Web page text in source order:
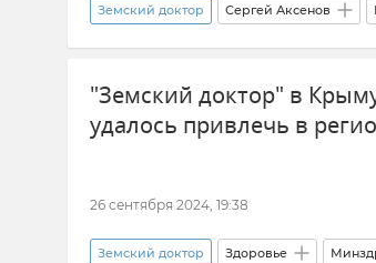
Земский доктор Сергей Аксенов
Здравоохранение в Крыму и Севастополе
"Земский доктор" в
удалось привлечь в
26 сентября 2024, 19:38
Земский доктор Здоровье